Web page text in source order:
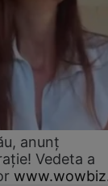
anunț
Vedeta a